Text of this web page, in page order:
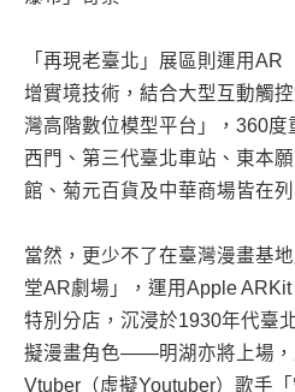
「再現老臺北」展區則運用
增實境技術，結合大型互動觸
灣高階數位模型平台」，360度
西門、第三代臺北車站、東本
館、菊元百貨及中華商場皆在列
當然，更少不了在臺灣漫畫基
堂AR劇場」，運用Apple
特別分店，沉浸於1930年代臺
擬漫畫角色——明湖亦將上場，
Vtuber（虛擬Youtuber）歌手